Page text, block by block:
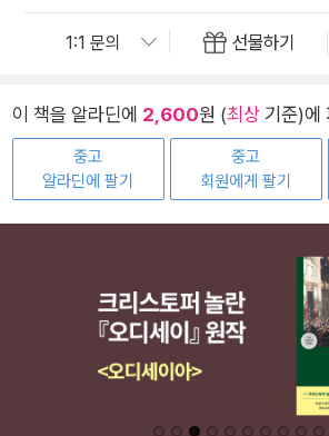
선물하기
이 책을 알라딘에 2,600원 (최상 기준)에
중고
알라딘에 팔기
중고
회원에게 팔기